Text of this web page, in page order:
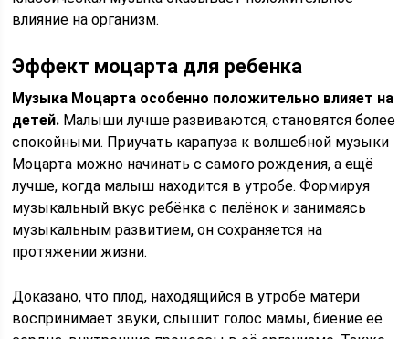
влияние на организм.
Эффект моцарта для ребенка
Музыка Моцарта особенно положительно влияет на
детей. Малыши лучше развиваются, становятся более
спокойными. Приучать карапуза к волшебной музыки
Моцарта можно начинать с самого рождения, а ещё
лучше, когда малыш находится в утробе. Формируя
музыкальный вкус ребёнка с пелёнок и занимаясь
музыкальным развитием, он сохраняется на
протяжении жизни.
Доказано, что плод, находящийся в утробе матери
воспринимает звуки, слышит голос мамы, биение её